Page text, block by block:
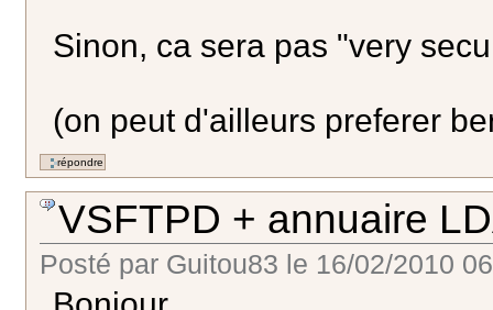
Sinon, ca sera pas "very
(on peut d'ailleurs preferer
VSFTPD + annuaire
Posté par Guitou83 le 16/02/2010